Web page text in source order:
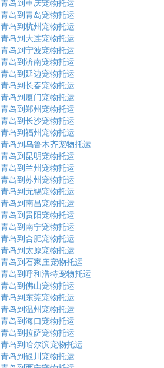
青岛到重庆宠物托运
青岛到青岛宠物托运
青岛到杭州宠物托运
青岛到大连宠物托运
青岛到宁波宠物托运
青岛到济南宠物托运
青岛到延边宠物托运
青岛到长春宠物托运
青岛到厦门宠物托运
青岛到郑州宠物托运
青岛到长沙宠物托运
青岛到福州宠物托运
青岛到乌鲁木齐宠物托运
青岛到昆明宠物托运
青岛到兰州宠物托运
青岛到苏州宠物托运
青岛到无锡宠物托运
青岛到南昌宠物托运
青岛到贵阳宠物托运
青岛到南宁宠物托运
青岛到合肥宠物托运
青岛到太原宠物托运
青岛到石家庄宠物托运
青岛到呼和浩特宠物托运
青岛到佛山宠物托运
青岛到东莞宠物托运
青岛到温州宠物托运
青岛到海口宠物托运
青岛到拉萨宠物托运
青岛到哈尔滨宠物托运
青岛到银川宠物托运